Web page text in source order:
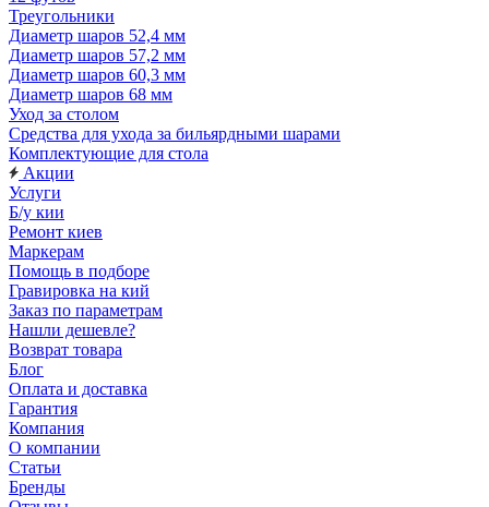
Треугольники
Диаметр шаров 52,4 мм
Диаметр шаров 57,2 мм
Диаметр шаров 60,3 мм
Диаметр шаров 68 мм
Уход за столом
Средства для ухода за бильярдными шарами
Комплектующие для стола
Акции
Услуги
Б/у кии
Ремонт киев
Маркерам
Помощь в подборе
Гравировка на кий
Заказ по параметрам
Нашли дешевле?
Возврат товара
Блог
Оплата и доставка
Гарантия
Компания
О компании
Статьи
Бренды